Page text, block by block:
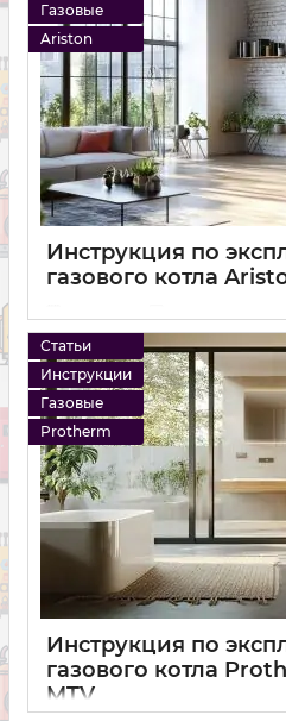
Газовые
Ariston
Инструкция по
газового котла
Статьи
Инструкции
Газовые
Protherm
Инструкция по
газового котла
MTV